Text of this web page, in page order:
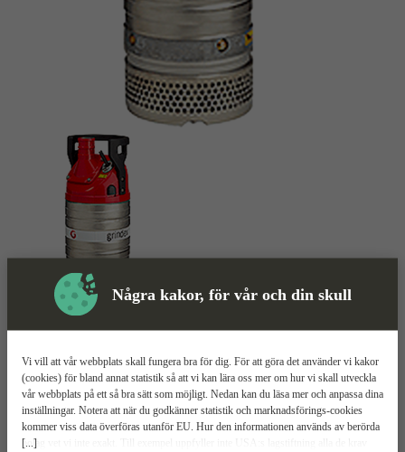
Några kakor, för vår och din skull
[...]
Vi vill att vår webbplats skall fungera bra för dig. För att göra det använder vi kakor
(cookies) för bland annat statistik så att vi kan lära oss mer om hur vi skall utveckla
vår webbplats på ett så bra sätt som möjligt. Nedan kan du läsa mer och anpassa dina
inställningar. Notera att när du godkänner statistik och marknadsförings-cookies
kommer viss data överföras utanför EU. Hur den informationen används av berörda
bolag vet vi inte exakt. Till exempel uppfyller inte USA:s lagstiftning alla de krav
Länspump Mer information
Grindex Minor